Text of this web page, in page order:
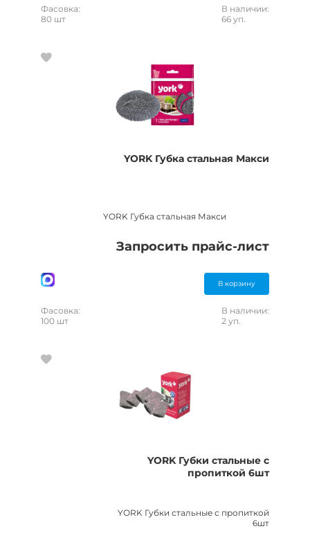
Фасовка:
80 шт
В наличии:
66 уп.
YORK Губка стальная Макси
YORK Губка стальная Макси
Запросить прайс-лист
В корзину
Фасовка:
100 шт
В наличии:
2 уп.
YORK Губки стальные с
пропиткой 6шт
YORK Губки стальные с пропиткой
6шт